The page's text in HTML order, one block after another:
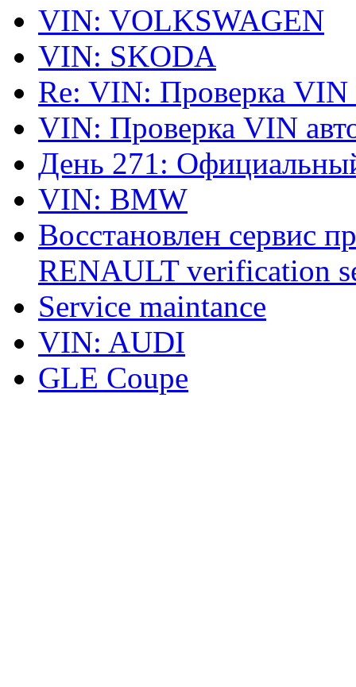
VIN: VOLKSWAGEN
VIN: SKODA
Re: VIN: Проверка VIN
VIN: Проверка VIN
День 271:
VIN: BMW
Восстановлен сервис
RENAULT verification
Service maintance
VIN: AUDI
GLE Coupe